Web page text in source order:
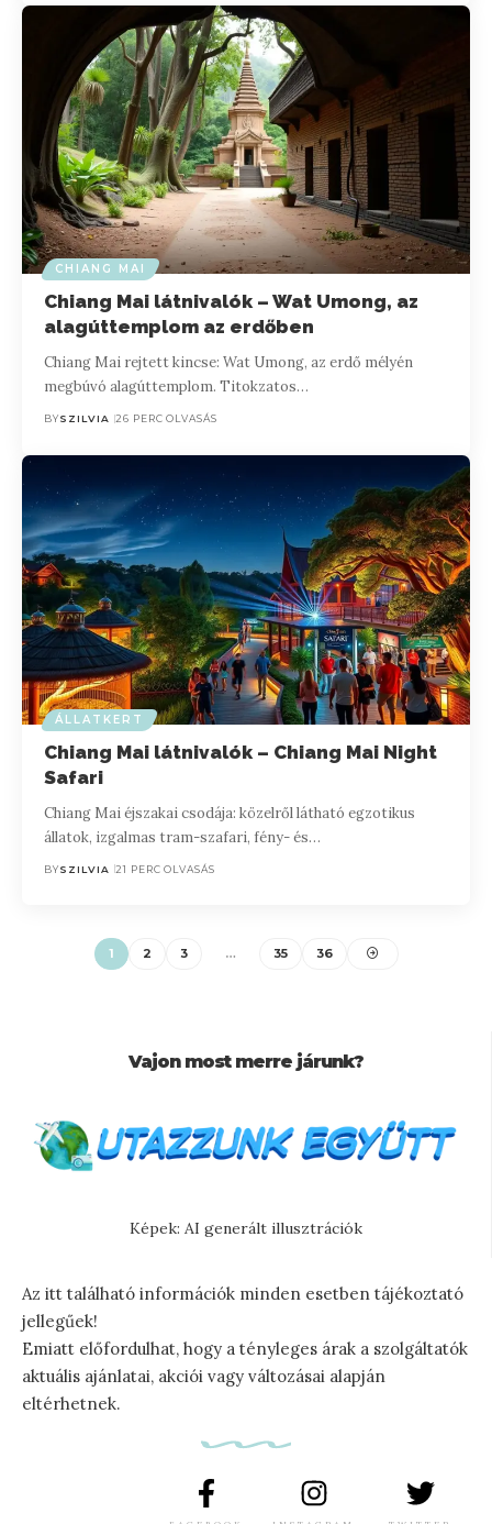
CHIANG MAI
Chiang Mai látnivalók – Wat Umong, az
alagúttemplom az erdőben
Chiang Mai rejtett kincse: Wat Umong, az erdő mélyén
megbúvó alagúttemplom. Titokzatos…
BYSZILVIA 26 PERC OLVASÁS
ÁLLATKERT
Chiang Mai látnivalók – Chiang Mai Night
Safari
Chiang Mai éjszakai csodája: közelről látható egzotikus
állatok, izgalmas tram-szafari, fény- és…
BYSZILVIA 21 PERC OLVASÁS
1 2 3 … 35 36
Vajon most merre járunk?
Képek: AI generált illusztrációk
Az itt található információk minden esetben tájékoztató
jellegűek!
Emiatt előfordulhat, hogy a tényleges árak a szolgáltatók
aktuális ajánlatai, akciói vagy változásai alapján
eltérhetnek.